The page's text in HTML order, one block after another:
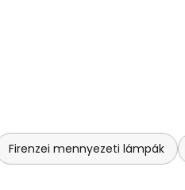
Firenzei mennyezeti lámpák